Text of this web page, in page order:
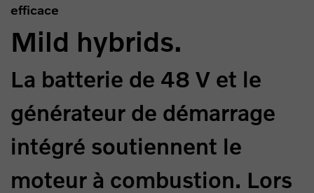
efficace
Mild hybrids.
La batterie de 48 V et le
générateur de démarrage
intégré soutiennent le
moteur à combustion. Lors